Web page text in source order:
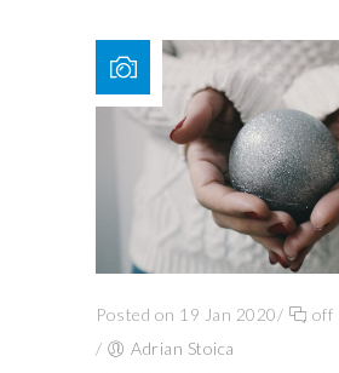
Posted on 19 Jan 2020/
off
/
Adrian Stoica